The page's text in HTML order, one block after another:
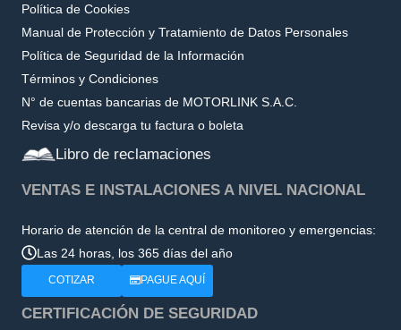
Política de Cookies
Manual de Protección y Tratamiento de Datos Personales
Política de Seguridad de la Información
Términos y Condiciones
N° de cuentas bancarias de MOTORLINK S.A.C.
Revisa y/o descarga tu factura o boleta
Libro de reclamaciones
VENTAS E INSTALACIONES A NIVEL NACIONAL
Horario de atención de la central de monitoreo y emergencias:
Las 24 horas, los 365 días del año
COTIZAR PAGUE AQUÍ
CERTIFICACIÓN DE SEGURIDAD